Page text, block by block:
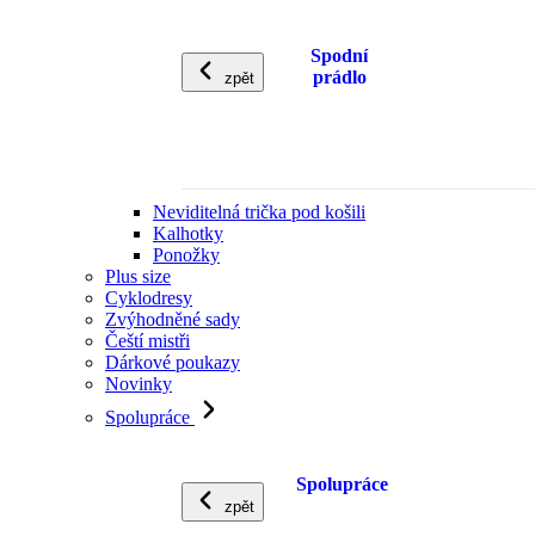
zpět
Spodní
prádlo
Neviditelná trička pod košili
Kalhotky
Ponožky
Plus size
Cyklodresy
Zvýhodněné sady
Čeští mistři
Dárkové poukazy
Novinky
Spolupráce
zpět
Spolupráce